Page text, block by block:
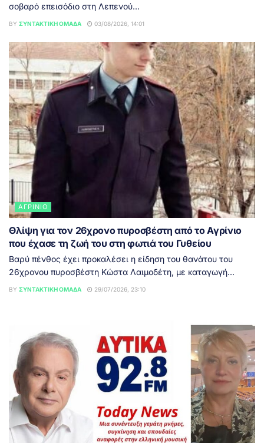
σοβαρό επεισόδιο στη Λεπενού...
BY ΣΥΝΤΑΚΤΙΚΉ ΟΜΆΔΑ 03/08/2026, 14:01
ΑΓΡΊΝΙΟ
Θλίψη για τον 26χρονο πυροσβέστη από το Αγρίνιο
που έχασε τη ζωή του στη φωτιά του Γυθείου
Βαρύ πένθος έχει προκαλέσει η είδηση του θανάτου του
26χρονου πυροσβέστη Κώστα Λαιμοδέτη, με καταγωγή...
BY ΣΥΝΤΑΚΤΙΚΉ ΟΜΆΔΑ 29/07/2026, 23:10